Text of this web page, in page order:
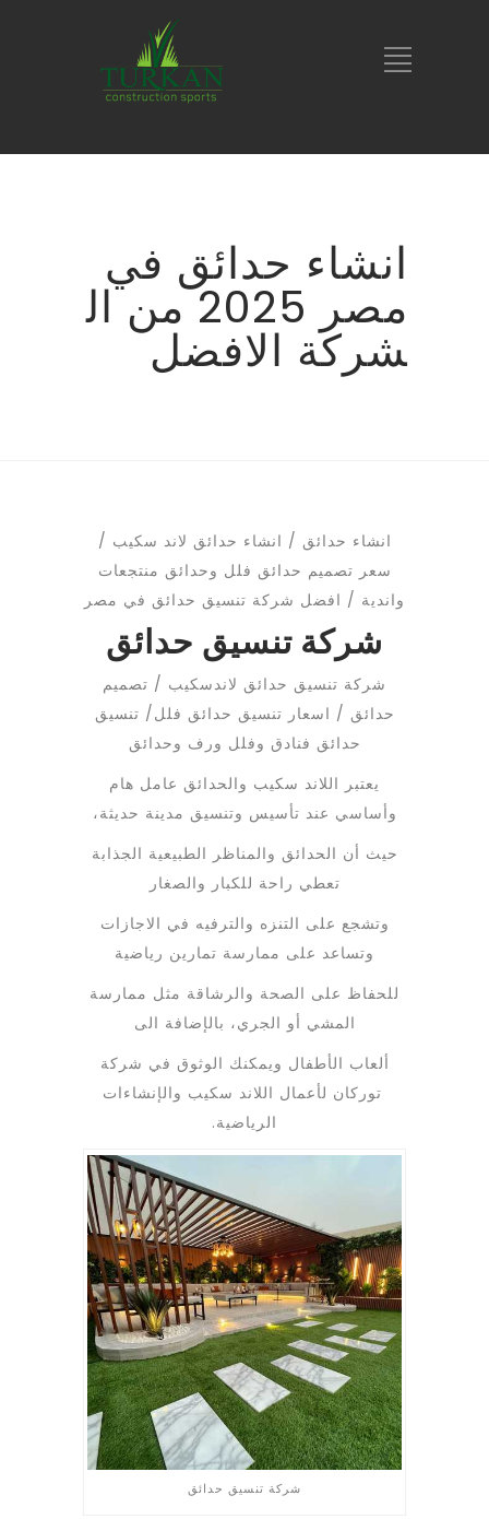
انشاء حدائق في
مصر 2025 من ال
شركة الافضل
انشاء حدائق / انشاء حدائق لاند سكيب /
سعر تصميم حدائق فلل وحدائق منتجعات
واندية / افضل شركة تنسيق حدائق في مصر
شركة تنسيق حدائق
شركة تنسيق حدائق لاندسكيب / تصميم
حدائق / اسعار تنسيق حدائق فلل/ تنسيق
حدائق فنادق وفلل ورف وحدائق
يعتبر اللاند سكيب والحدائق عامل هام
وأساسي عند تأسيس وتنسيق مدينة حديثة،
حيث أن الحدائق والمناظر الطبيعية الجذابة
تعطي راحة للكبار والصغار
وتشجع على التنزه والترفيه في الاجازات
وتساعد على ممارسة تمارين رياضية
للحفاظ على الصحة والرشاقة مثل ممارسة
المشي أو الجري، بالإضافة الى
ألعاب الأطفال ويمكنك الوثوق في شركة
توركان لأعمال اللاند سكيب والإنشاءات
الرياضية.
شركة تنسيق حدائق